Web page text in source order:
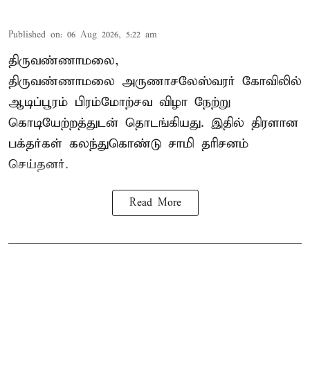
Published on: 06 Aug 2026, 5:22 am
திருவண்ணாமலை,
திருவண்ணாமலை அருணாசலேஸ்வரர் கோவிலில்
ஆடிப்பூரம் பிரம்மோற்சவ விழா நேற்று
கொடியேற்றத்துடன் தொடங்கியது. இதில் திரளான
பக்தர்கள் கலந்துகொண்டு சாமி தரிசனம்
செய்தனர்.
Read More